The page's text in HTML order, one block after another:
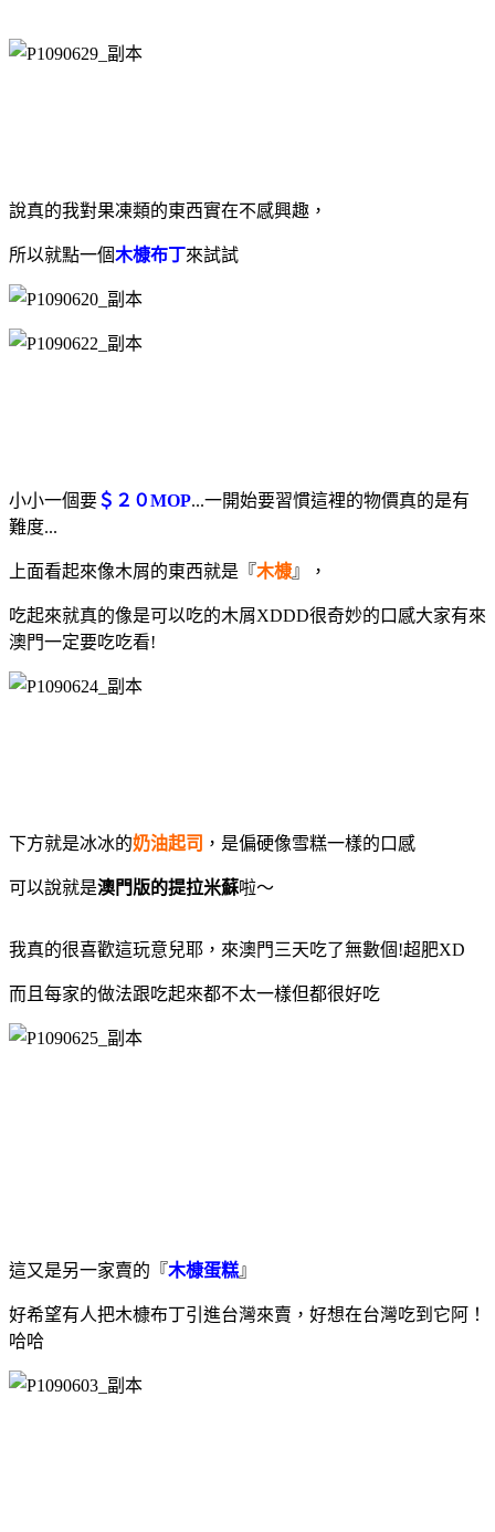
說真的我對果凍類的東西實在不感興趣，
所以就點一個木槺布丁來試試
小小一個要＄２０MOP...一開始要習慣這裡的物價真的是有
難度...
上面看起來像木屑的東西就是『木槺』，
吃起來就真的像是可以吃的木屑XDDD很奇妙的口感大家有來
澳門一定要吃吃看!
下方就是冰冰的奶油起司 ，是偏硬像雪糕一樣的口感
可以說就是澳門版的提拉米蘇啦～
我真的很喜歡這玩意兒耶，來澳門三天吃了無數個!超肥XD
而且每家的做法跟吃起來都不太一樣但都很好吃
這又是另一家賣的『木槺蛋糕』
好希望有人把木槺布丁引進台灣來賣，好想在台灣吃到它阿！
哈哈